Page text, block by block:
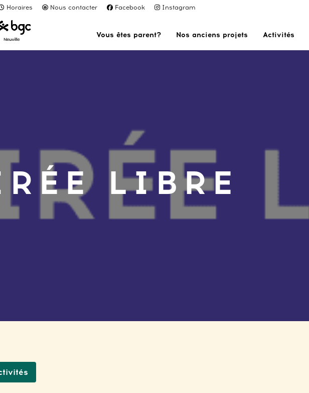
Horaires Nous contacter Facebook Instagram
Vous êtes parent? Nos anciens projets Activités
LIBRE